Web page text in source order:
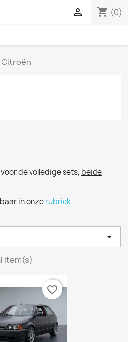
shopping_cart (0)

Citroën
de volledige sets, beide
in onzerubriek

item(s)
favorite_border